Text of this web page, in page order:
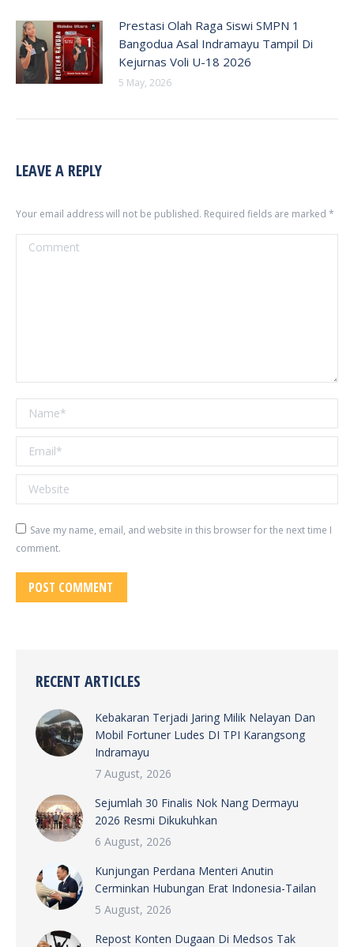
Prestasi Olah Raga Siswi SMPN 1
Bangodua Asal Indramayu Tampil Di
Kejurnas Voli U-18 2026
5 May, 2026
LEAVE A REPLY
Your email address will not be published. Required fields are marked *
Comment
Name *
Email *
Website
Save my name, email, and website in this browser for the next time I
comment.
POST COMMENT
RECENT ARTICLES
Kebakaran Terjadi Jaring Milik Nelayan Dan
Mobil Fortuner Ludes DI TPI Karangsong
Indramayu
7 August, 2026
Sejumlah 30 Finalis Nok Nang Dermayu
2026 Resmi Dikukuhkan
6 August, 2026
Kunjungan Perdana Menteri Anutin
Cerminkan Hubungan Erat Indonesia-Tailan
5 August, 2026
Repost Konten Dugaan Di Medsos Tak